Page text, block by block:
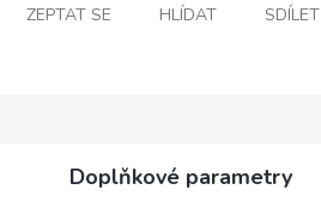
ZEPTAT SE HLÍDAT SDÍLET
Doplňkové parametry